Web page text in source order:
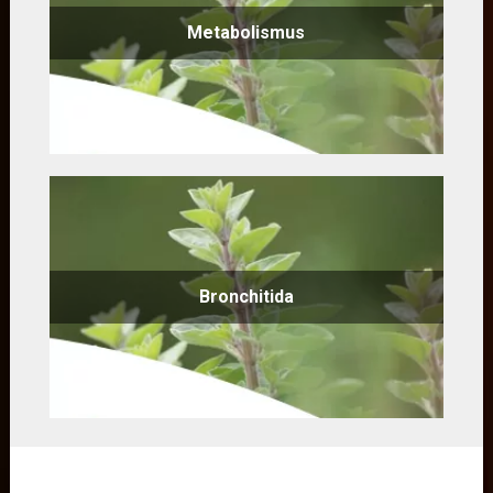
Metabolismus
Bronchitida